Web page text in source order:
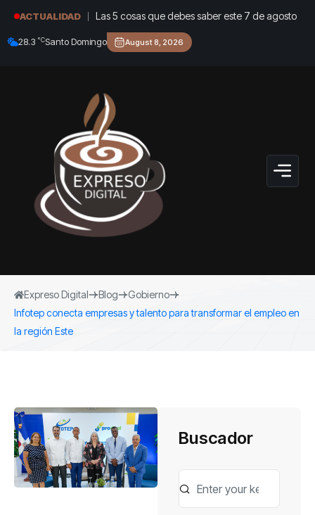
ACTUALIDAD Las 5 cosas que debes saber este 7 de agosto
28.3 °CSanto Domingo August 8, 2026
Expreso Digital Blog
Gobierno
Infotep conecta empresas y talento para transformar el empleo en
la región Este
Buscador